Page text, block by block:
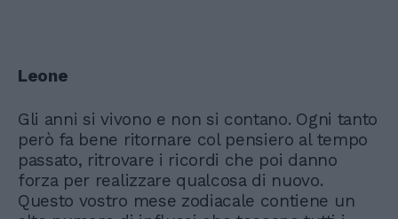
Leone
Gli anni si vivono e non si contano. Ogni tanto
però fa bene ritornare col pensiero al tempo
passato, ritrovare i ricordi che poi danno
forza per realizzare qualcosa di nuovo.
Questo vostro mese zodiacale contiene un